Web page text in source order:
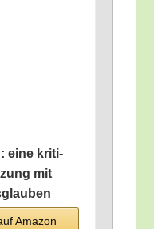
: eine kri­ti­
mit
Ama­zon